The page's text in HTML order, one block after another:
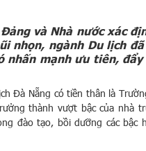
và Nhà nước xác
nhọn, ngành Du lịch
mạnh ưu tiên,
Đà Nẵng có tiền thân là
thành vượt bậc của nhà
đào tạo, bồi dưỡng các bậc